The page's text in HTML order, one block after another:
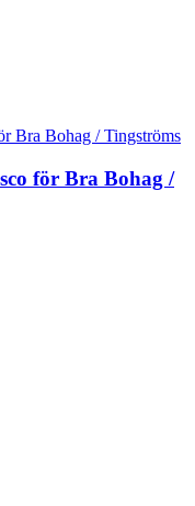
för Bra Bohag /